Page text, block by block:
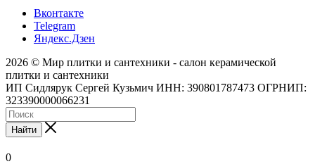
Вконтакте
Telegram
Яндекс.Дзен
2026 © Мир плитки и сантехники - салон керамической
плитки и сантехники
ИП Сидлярук Сергей Кузьмич ИНН: 390801787473 ОГРНИП:
323390000066231
Найти
0